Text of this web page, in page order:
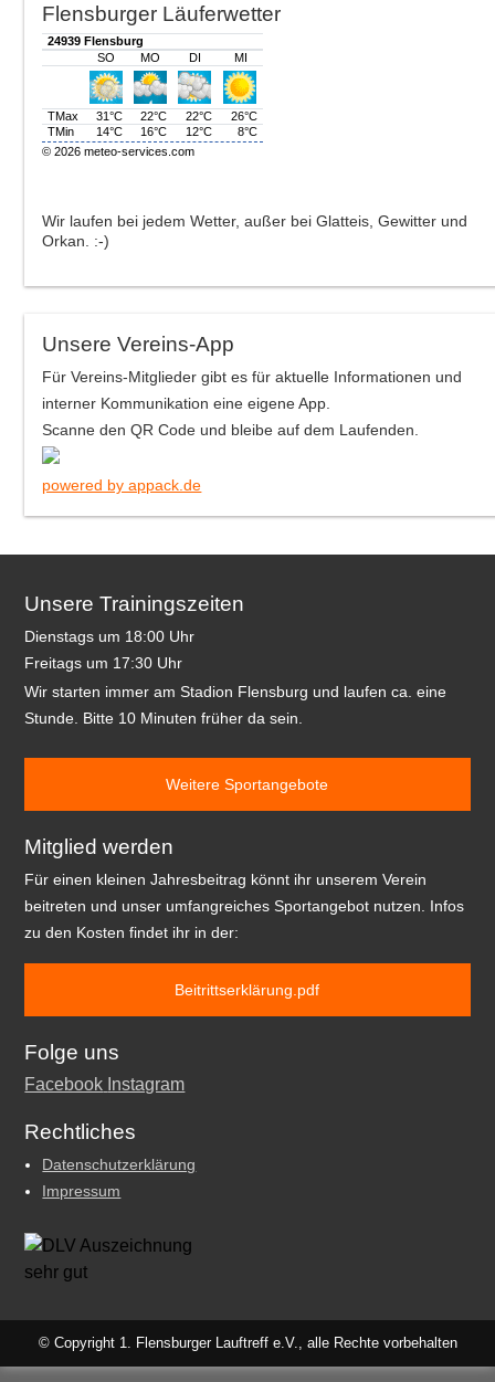
Flensburger Läuferwetter
Wir laufen bei jedem Wetter, außer bei Glatteis, Gewitter und
Orkan. :-)
Unsere Vereins-App
Für Vereins-Mitglieder gibt es für aktuelle Informationen und
interner Kommunikation eine eigene App.
Scanne den QR Code und bleibe auf dem Laufenden.
powered by appack.de
Unsere Trainingszeiten
Dienstags um 18:00 Uhr
Freitags um 17:30 Uhr
Wir starten immer am Stadion Flensburg und laufen ca. eine
Stunde. Bitte 10 Minuten früher da sein.
Weitere Sportangebote
Mitglied werden
Für einen kleinen Jahresbeitrag könnt ihr unserem Verein
beitreten und unser umfangreiches Sportangebot nutzen. Infos
zu den Kosten findet ihr in der:
Beitrittserklärung.pdf
Folge uns
Facebook Instagram
Rechtliches
Datenschutzerklärung
Impressum
© Copyright 1. Flensburger Lauftreff e.V., alle Rechte vorbehalten